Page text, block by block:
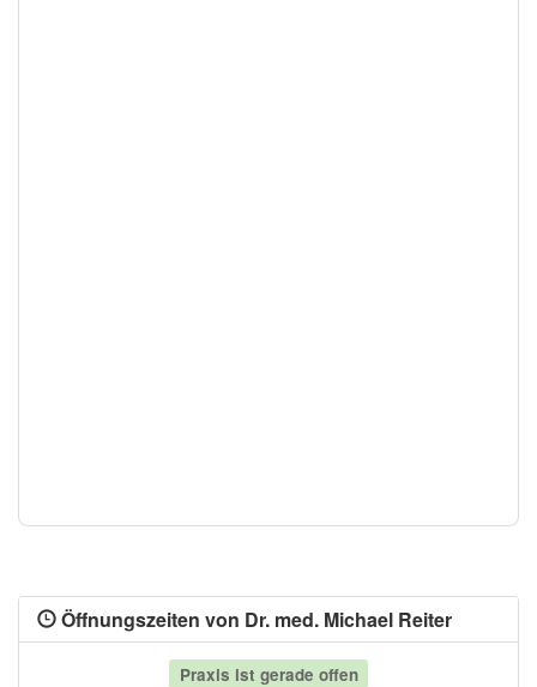
Öffnungszeiten von Dr. med. Michael Reiter
Praxis ist gerade offen